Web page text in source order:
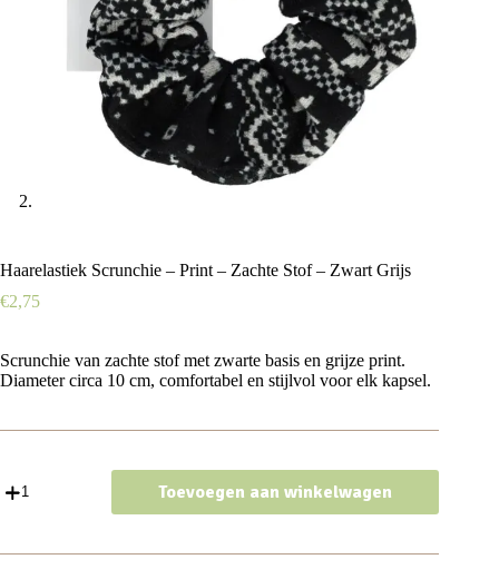
Haarelastiek Scrunchie – Print – Zachte Stof – Zwart Grijs
€2,75
Scrunchie van zachte stof met zwarte basis en grijze print.
Diameter circa 10 cm, comfortabel en stijlvol voor elk kapsel.
Scrunchie
–
Toevoegen aan winkelwagen